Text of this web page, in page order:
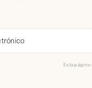
Esta página